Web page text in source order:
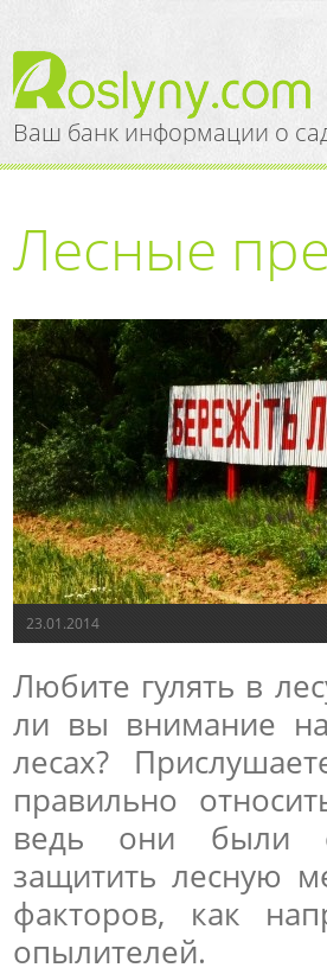
Ваш банк информации о
Лесные
23.01.2014
Любите гулять в
ли вы внимание
лесах?
правильно
ведь они были
защитить лесную
факторов, как
опылителей.